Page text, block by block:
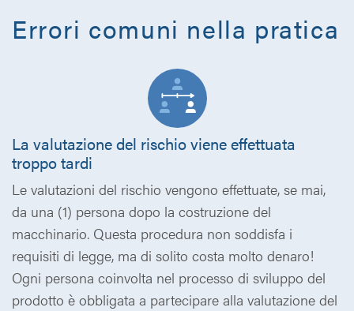
Errori comuni nella pratica
La valutazione del rischio viene effettuata
troppo tardi
Le valutazioni del rischio vengono effettuate, se mai,
da una (1) persona dopo la costruzione del
macchinario. Questa procedura non soddisfa i
requisiti di legge, ma di solito costa molto denaro!
Ogni persona coinvolta nel processo di sviluppo del
prodotto è obbligata a partecipare alla valutazione del